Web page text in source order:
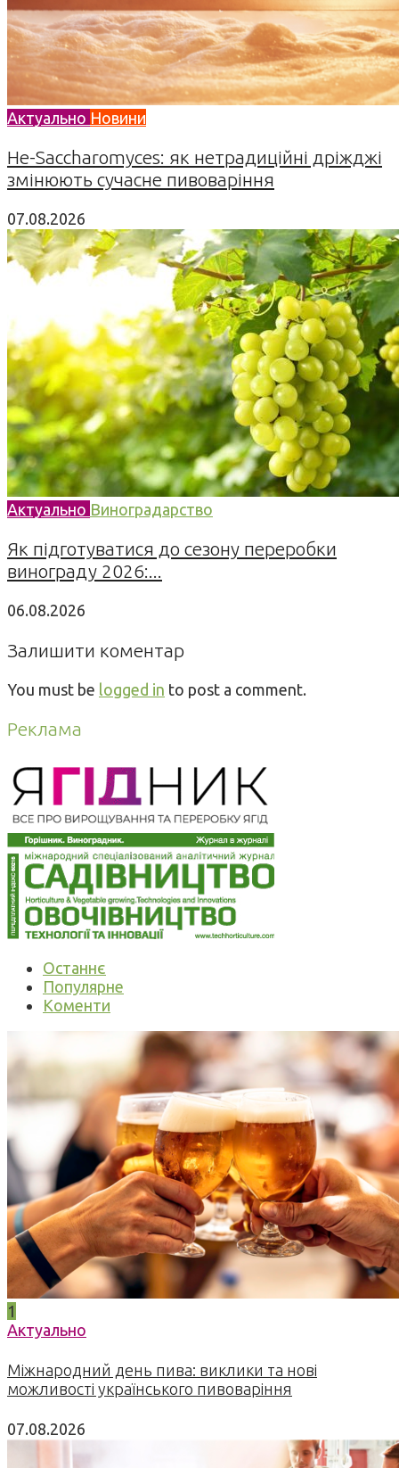
Актуально Новини
Не-Saccharomyces: як нетрадиційні дріжджі
змінюють сучасне пивоваріння
07.08.2026
Актуально Виноградарство
Як підготуватися до сезону переробки
винограду 2026:...
06.08.2026
Залишити коментар
You must be logged in to post a comment.
Реклама
Останнє
Популярне
Коменти
1
Актуально
Міжнародний день пива: виклики та нові
можливості українського пивоваріння
07.08.2026